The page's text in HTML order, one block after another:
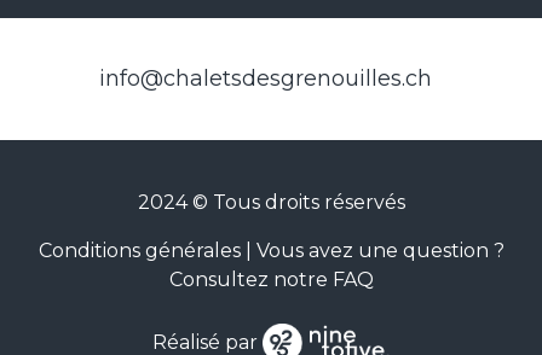
info@chaletsdesgrenouilles.ch
2024 © Tous droits réservés
Conditions générales| Vous avez une question ?
Consultez notre FAQ
Réalisé par